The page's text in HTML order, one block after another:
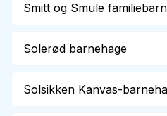
Smitt og Smule
Solerød barnehage
Solsikken Kanvas-